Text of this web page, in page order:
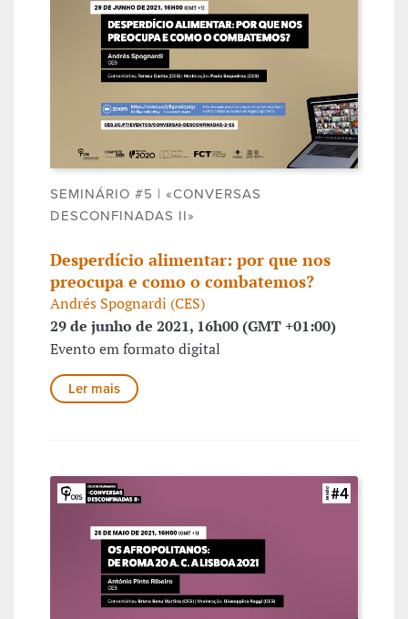
SEMINÁRIO #5 | «CONVERSAS
DESCONFINADAS II»
Desperdício alimentar: por que nos
preocupa e como o combatemos?
Andrés Spognardi (CES)
29 de junho de 2021, 16h00 (GMT +01:00)
Evento em formato digital
Ler mais